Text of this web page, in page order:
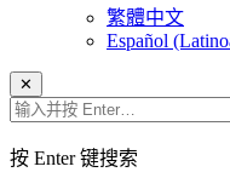
繁體中文
Español
✕
按 Enter 键搜索